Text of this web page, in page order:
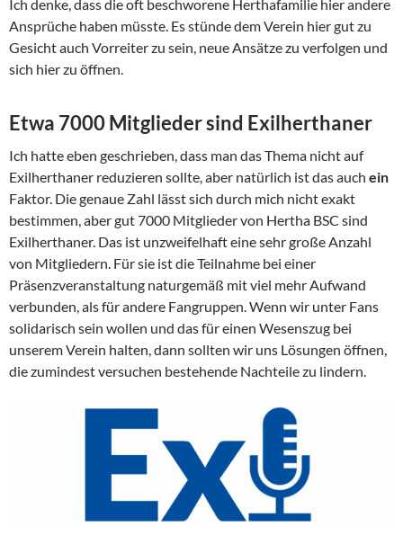
Ich denke, dass die oft beschworene Herthafamilie hier andere
Ansprüche haben müsste. Es stünde dem Verein hier gut zu
Gesicht auch Vorreiter zu sein, neue Ansätze zu verfolgen und
sich hier zu öffnen.
Etwa 7000 Mitglieder sind Exilherthaner
Ich hatte eben geschrieben, dass man das Thema nicht auf
Exilherthaner reduzieren sollte, aber natürlich ist das auch ein
Faktor. Die genaue Zahl lässt sich durch mich nicht exakt
bestimmen, aber gut 7000 Mitglieder von Hertha BSC sind
Exilherthaner. Das ist unzweifelhaft eine sehr große Anzahl
von Mitgliedern. Für sie ist die Teilnahme bei einer
Präsenzveranstaltung naturgemäß mit viel mehr Aufwand
verbunden, als für andere Fangruppen. Wenn wir unter Fans
solidarisch sein wollen und das für einen Wesenszug bei
unserem Verein halten, dann sollten wir uns Lösungen öffnen,
die zumindest versuchen bestehende Nachteile zu lindern.